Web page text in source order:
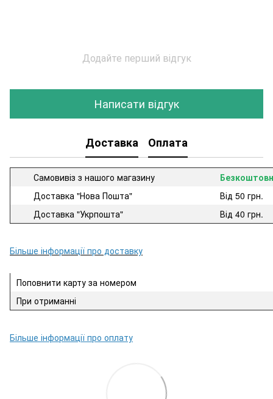
Додайте перший відгук
Написати відгук
Доставка Оплата
Самовивіз з нашого магазину
Доставка "Нова Пошта"
Від 50 грн.
Доставка "Укрпошта"
Від 40 грн.
Більше інформації про доставку
Поповнити карту за номером
При отриманні
Більше інформації про оплату